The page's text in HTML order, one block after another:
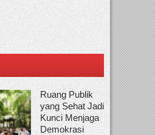
Ruang Publik
yang Sehat Jadi
Kunci Menjaga
Demokrasi